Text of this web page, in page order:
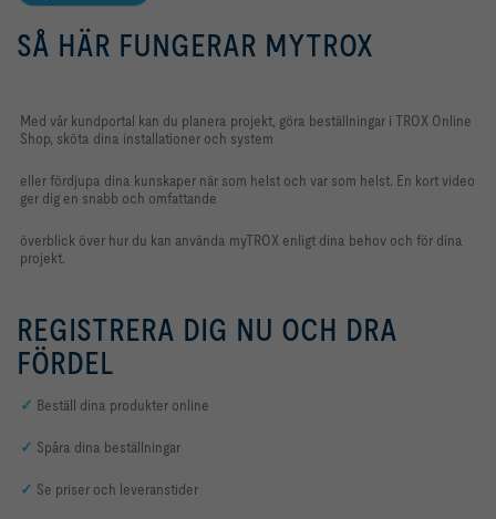
SÅ HÄR FUNGERAR MYTROX
Med vår kundportal kan du planera projekt, göra beställningar i TROX Online
Shop, sköta dina installationer och system
eller fördjupa dina kunskaper när som helst och var som helst. En kort video
ger dig en snabb och omfattande
överblick över hur du kan använda myTROX enligt dina behov och för dina
projekt.
REGISTRERA DIG NU OCH DRA
FÖRDEL
✓ Beställ dina produkter online
✓ Spåra dina beställningar
✓ Se priser och leveranstider